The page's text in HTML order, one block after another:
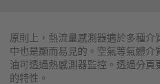
原則上，熱流量感測器適於多種介
中也是顯而易見的。空氣等氣體介
油可透過熱感測器監控。透過分頁
的特性。